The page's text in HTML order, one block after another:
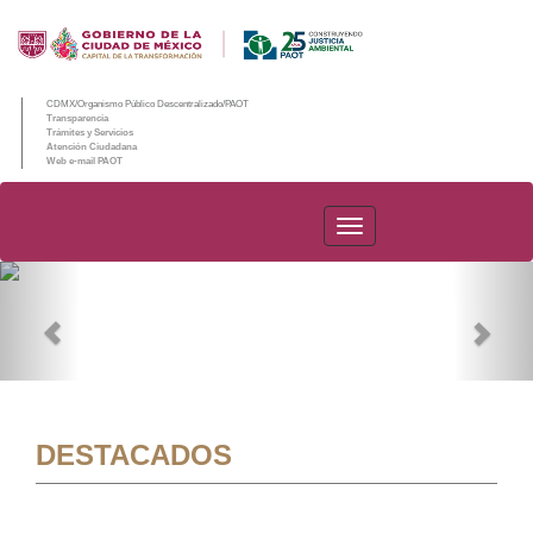
CDMX/Organismo Público Descentralizado/PAOT
Transparencia
Trámites y Servicios
Atención Ciudadana
Web e-mail PAOT
PAOT
DESTACADOS